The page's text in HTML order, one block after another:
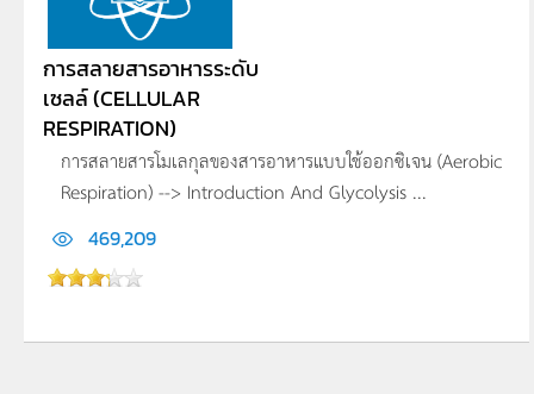
การสลายสารอาหารระดับ
เซลล์ (CELLULAR
RESPIRATION)
การสลายสารโมเลกุลของสารอาหารแบบใช้ออกซิเจน (Aerobic
Respiration) --> Introduction And Glycolysis ...
469,209